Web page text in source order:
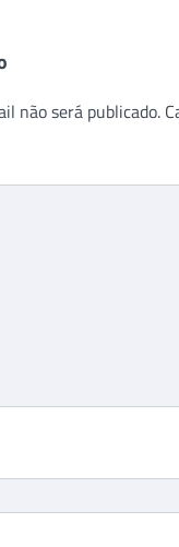
não será publicado.